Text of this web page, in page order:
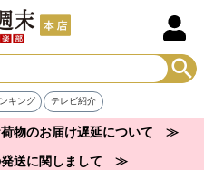
キング テレビ紹介
荷物のお届け遅延について ≫
発送に関しまして ≫